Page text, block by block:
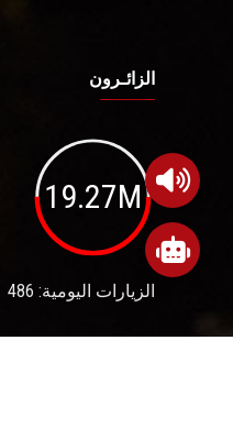
الزائـرون
19.27M
الزيارات اليومية: 486